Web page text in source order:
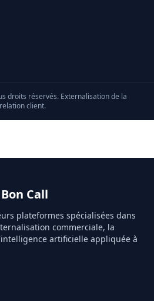
droits réservés. Externalisation de la
relation client.
Call
plateformes spécialisées dans
commerciale, la
artificielle appliquée à